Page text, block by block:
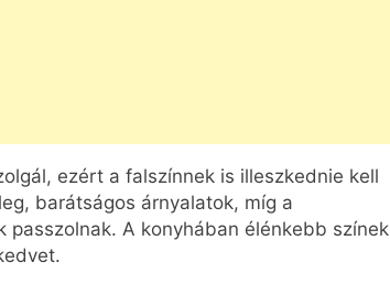
ezért a falszínnek is illeszkednie kell
barátságos árnyalatok, míg a
A konyhában élénkebb színek